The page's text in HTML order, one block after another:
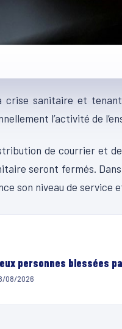
crise sanitaire et
l’activité de
de courrier et
seront fermés.
son niveau de
personnes blessées
08/2026